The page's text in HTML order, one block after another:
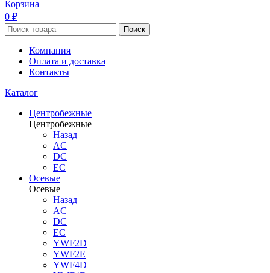
Корзина
0 ₽
Поиск
Компания
Оплата и доставка
Контакты
Каталог
Центробежные
Центробежные
Назад
AC
DC
EC
Осевые
Осевые
Назад
AC
DC
EC
YWF2D
YWF2E
YWF4D